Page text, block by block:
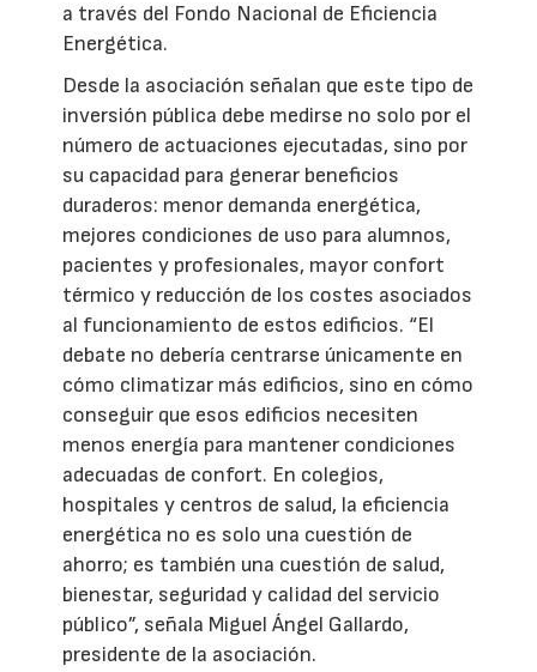
a través del Fondo Nacional de Eficiencia
Energética.
Desde la asociación señalan que este tipo de
inversión pública debe medirse no solo por el
número de actuaciones ejecutadas, sino por
su capacidad para generar beneficios
duraderos: menor demanda energética,
mejores condiciones de uso para alumnos,
pacientes y profesionales, mayor confort
térmico y reducción de los costes asociados
al funcionamiento de estos edificios. “El
debate no debería centrarse únicamente en
cómo climatizar más edificios, sino en cómo
conseguir que esos edificios necesiten
menos energía para mantener condiciones
adecuadas de confort. En colegios,
hospitales y centros de salud, la eficiencia
energética no es solo una cuestión de
ahorro; es también una cuestión de salud,
bienestar, seguridad y calidad del servicio
público”, señala Miguel Ángel Gallardo,
presidente de la asociación.